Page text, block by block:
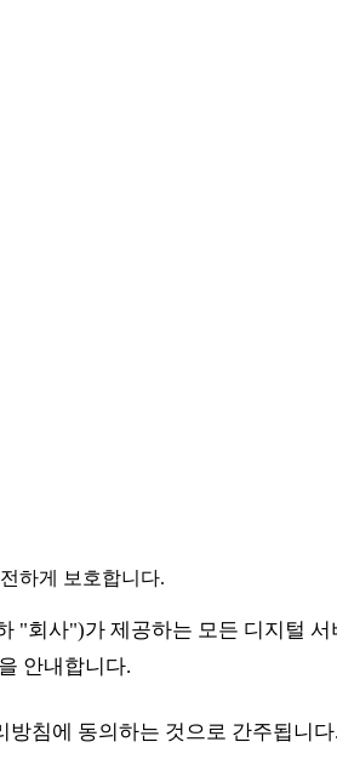
하게 보호합니다.
"회사")가 제공하는 모든 디지털
안내합니다.
침에 동의하는 것으로 간주됩니다.